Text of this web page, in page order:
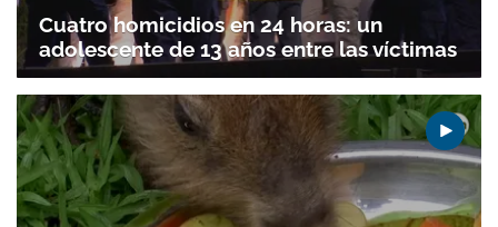
Cuatro homicidios en 24 horas: un
adolescente de 13 años entre las víctimas